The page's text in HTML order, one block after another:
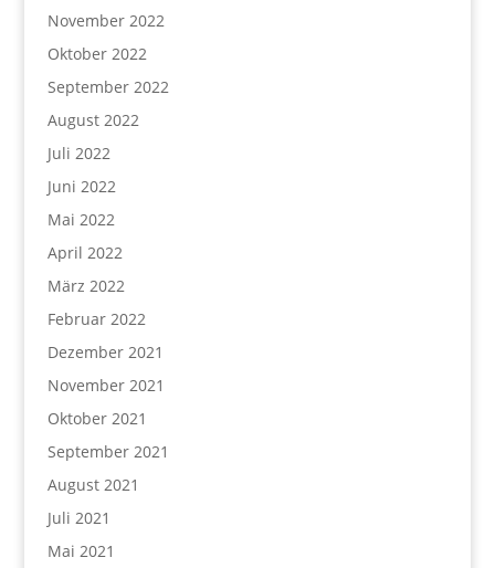
November 2022
Oktober 2022
September 2022
August 2022
Juli 2022
Juni 2022
Mai 2022
April 2022
März 2022
Februar 2022
Dezember 2021
November 2021
Oktober 2021
September 2021
August 2021
Juli 2021
Mai 2021